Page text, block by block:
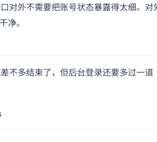
对外不需要把账号状态暴露得太细。对
净。
不多结束了，但后台登录还要多过一道